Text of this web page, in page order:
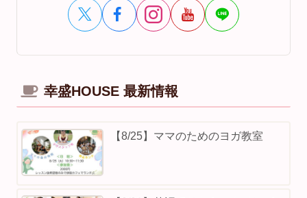
幸盛HOUSE 最新情報
【8/25】ママのためのヨガ教室